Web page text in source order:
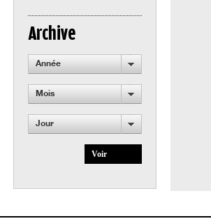
Archive
Année
Mois
Jour
Voir